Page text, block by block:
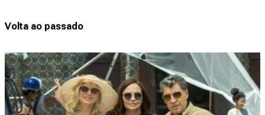
Volta ao passado